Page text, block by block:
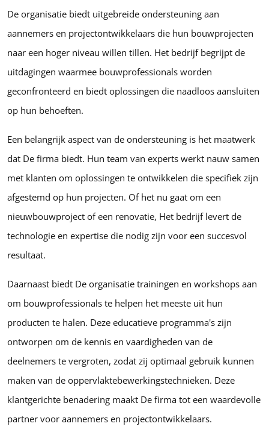
De organisatie biedt uitgebreide ondersteuning aan
aannemers en projectontwikkelaars die hun bouwprojecten
naar een hoger niveau willen tillen. Het bedrijf begrijpt de
uitdagingen waarmee bouwprofessionals worden
geconfronteerd en biedt oplossingen die naadloos aansluiten
op hun behoeften.
Een belangrijk aspect van de ondersteuning is het maatwerk
dat De firma biedt. Hun team van experts werkt nauw samen
met klanten om oplossingen te ontwikkelen die specifiek zijn
afgestemd op hun projecten. Of het nu gaat om een
nieuwbouwproject of een renovatie, Het bedrijf levert de
technologie en expertise die nodig zijn voor een succesvol
resultaat.
Daarnaast biedt De organisatie trainingen en workshops aan
om bouwprofessionals te helpen het meeste uit hun
producten te halen. Deze educatieve programma's zijn
ontworpen om de kennis en vaardigheden van de
deelnemers te vergroten, zodat zij optimaal gebruik kunnen
maken van de oppervlaktebewerkingstechnieken. Deze
klantgerichte benadering maakt De firma tot een waardevolle
partner voor aannemers en projectontwikkelaars.